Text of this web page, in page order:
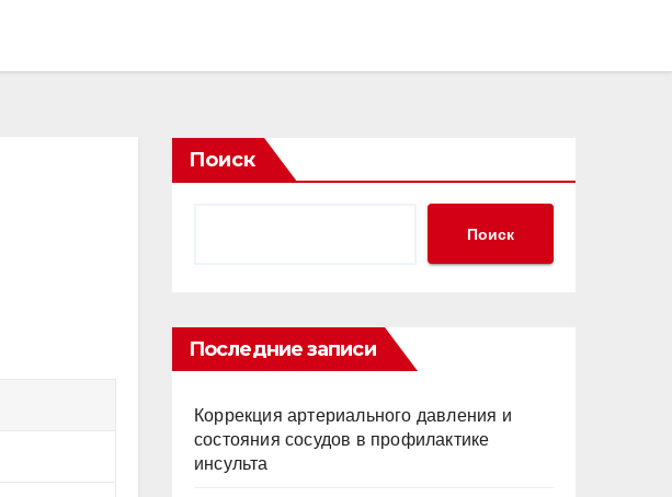
Поиск
Поиск
Последние записи
Коррекция артериального давления и
состояния сосудов в профилактике
инсульта